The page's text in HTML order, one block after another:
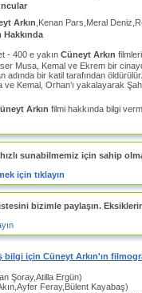
Arkın ,Kenan Pars,Meral
Hakkında
- 400 e yakın Cüneyt Arkın
Musa, Kemal ve Ekrem bir
adında bir katil tarafından
ve Kemal, Orhan’ı yakalayarak
Arkın filmi hakkında bilgi
sunabilmemiz için sahip
için tıklayın
bizimle paylaşın.
için Cüneyt Arkın'ın
Şoray,Atilla Ergün)
Feray,Bülent Kayabaş)